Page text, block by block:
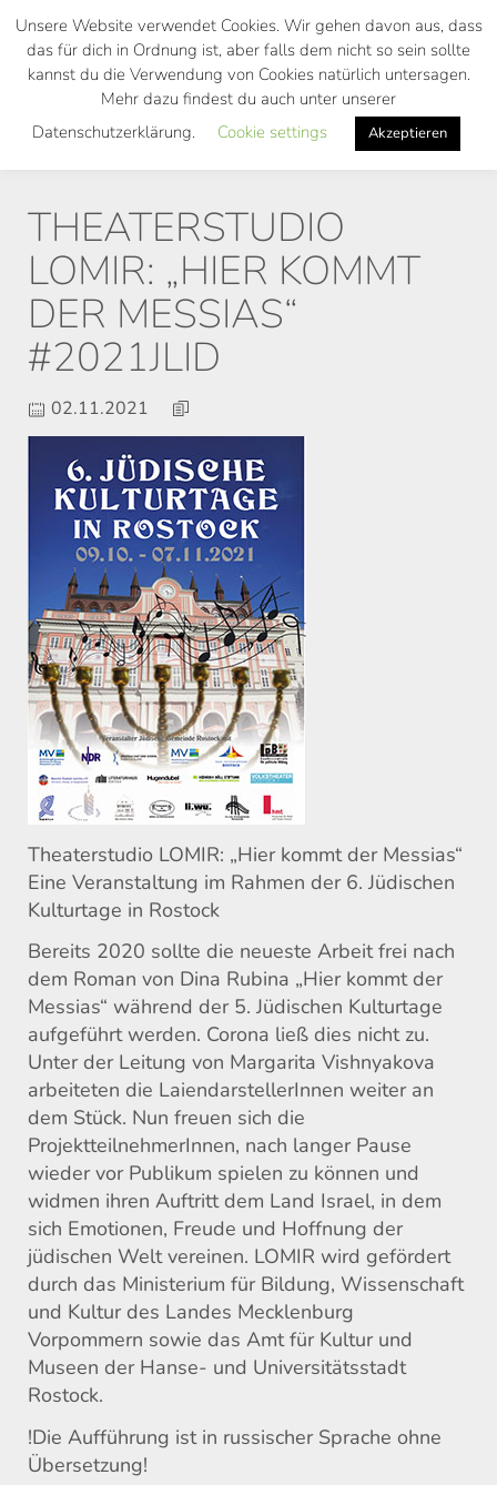
Skip
main
THEATERSTUDIO
LOMIR: „HIER KOMMT
DER MESSIAS“
#2021JLID
02.11.2021
Theaterstudio LOMIR: „Hier kommt der Messias“
Eine Veranstaltung im Rahmen der 6. Jüdischen
Kulturtage in Rostock
Bereits 2020 sollte die neueste Arbeit frei nach
dem Roman von Dina Rubina „Hier kommt der
Messias“ während der 5. Jüdischen Kulturtage
aufgeführt werden. Corona ließ dies nicht zu.
Unter der Leitung von Margarita Vishnyakova
arbeiteten die LaiendarstellerInnen weiter an
dem Stück. Nun freuen sich die
ProjektteilnehmerInnen, nach langer Pause
wieder vor Publikum spielen zu können und
widmen ihren Auftritt dem Land Israel, in dem
sich Emotionen, Freude und Hoffnung der
jüdischen Welt vereinen. LOMIR wird gefördert
durch das Ministerium für Bildung, Wissenschaft
und Kultur des Landes Mecklenburg
Vorpommern sowie das Amt für Kultur und
Museen der Hanse- und Universitätsstadt
Rostock.
!Die Aufführung ist in russischer Sprache ohne
Übersetzung!
Unsere Website verwendet Cookies. Wir gehen davon aus, dass
das für dich in Ordnung ist, aber falls dem nicht so sein sollte
kannst du die Verwendung von Cookies natürlich untersagen.
Mehr dazu findest du auch unter unserer
Datenschutzerklärung.
Cookie settings Akzeptieren